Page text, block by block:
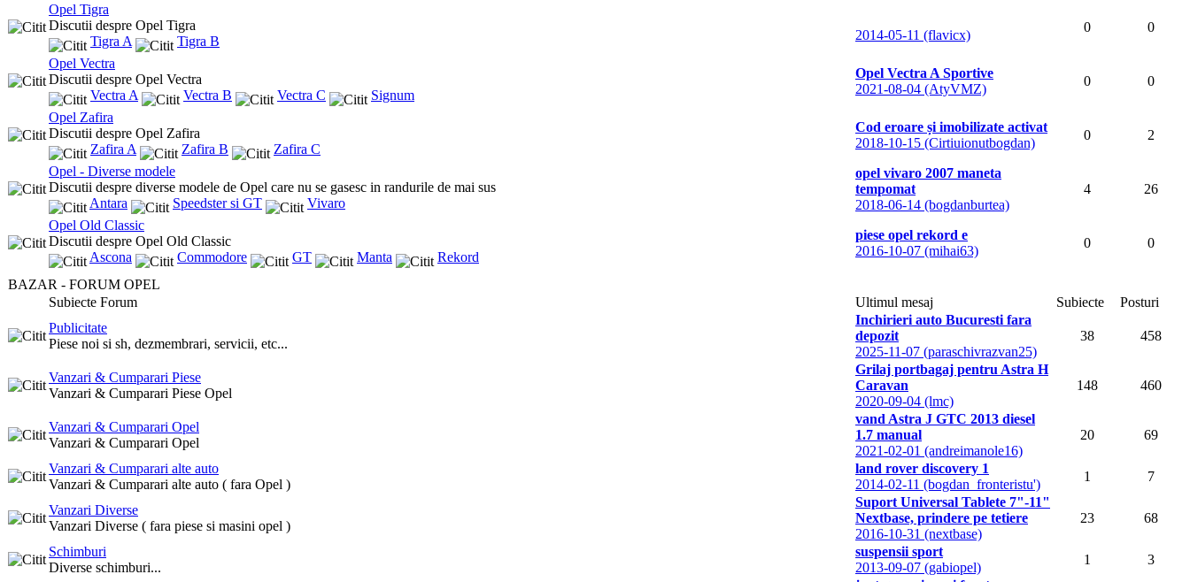
Opel Tigra
Discutii despre Opel Tigra
Tigra A
Tigra B 2014-05-11 (flavicx)
0 0
Opel Vectra
Discutii despre Opel Vectra
Vectra A
Vectra B Vectra C Signum
Opel Vectra A Sportive
2021-08-04 (AtyVMZ)
0 0
Opel Zafira
Discutii despre Opel Zafira
Zafira A
Zafira B Zafira C
Cod eroare și imobilizate activat
2018-10-15 (Cirtiuionutbogdan)
0 2
Opel - Diverse modele
Discutii despre diverse modele de Opel care nu se gasesc in randurile de mai sus
Antara
Speedster si GT Vivaro
opel vivaro 2007 maneta
tempomat
2018-06-14 (bogdanburtea)
4 26
Opel Old Classic
Discutii despre Opel Old Classic
Ascona
Commodore GT Manta Rekord
piese opel rekord e
2016-10-07 (mihai63)
0 0
BAZAR - FORUM OPEL
Subiecte Forum
Ultimul mesaj Subiecte
Posturi
Publicitate
Piese noi si sh, dezmembrari, servicii, etc...
Inchirieri auto Bucuresti fara
depozit
2025-11-07 (paraschivrazvan25)
38 458
Vanzari & Cumparari Piese
Vanzari & Cumparari Piese Opel
Grilaj portbagaj pentru Astra H
Caravan
2020-09-04 (lmc)
148 460
Vanzari & Cumparari Opel
Vanzari & Cumparari Opel
vand Astra J GTC 2013 diesel
1.7 manual
2021-02-01 (andreimanole16)
20 69
Vanzari & Cumparari alte auto
Vanzari & Cumparari alte auto ( fara Opel )
land rover discovery 1
2014-02-11 (bogdan_fronteristu')
1 7
Vanzari Diverse
Vanzari Diverse ( fara piese si masini opel )
Suport Universal Tablete 7"-11"
Nextbase, prindere pe tetiere
2016-10-31 (nextbase)
23 68
Schimburi
Diverse schimburi...
suspensii sport
2013-09-07 (gabiopel)
1 3